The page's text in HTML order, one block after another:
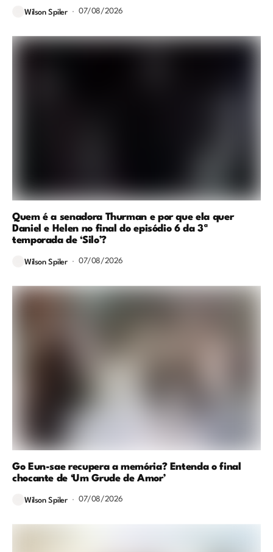
Wilson Spiler 07/08/2026
Quem é a senadora Thurman e por que ela quer
Daniel e Helen no final do episódio 6 da 3ª
temporada de ‘Silo’?
Wilson Spiler 07/08/2026
Go Eun-sae recupera a memória? Entenda o final
chocante de ‘Um Grude de Amor’
Wilson Spiler 07/08/2026